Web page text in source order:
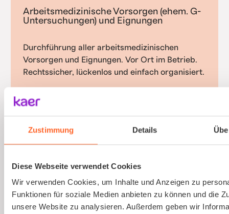
Zustimmung Details
Diese Webseite verwendet Cookies
Wir verwenden Cookies, um Inhalte und Anzeigen zu
Funktionen für soziale Medien anbieten zu können und die
unsere Website zu analysieren. Außerdem geben wir
Arbeitsmedizinische Vorsorgen (ehem. G-
Untersuchungen) und Eignungen
Durchführung aller arbeitsmedizinischen
Vorsorgen und Eignungen. Vor Ort im Betrieb.
Rechtssicher, lückenlos und einfach organisiert.
Mehr erfahren
Belastungen
Psychische Belastungen am Arbeitsplatz mit
validierten Verfahren und einfacher